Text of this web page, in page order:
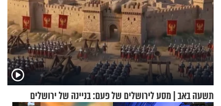
תשעה באב | מסע לירושלים של פעם: בניינה של ירושלים